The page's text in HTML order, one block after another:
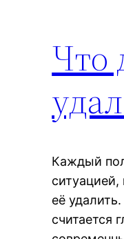
Что
Каждый
её
считается